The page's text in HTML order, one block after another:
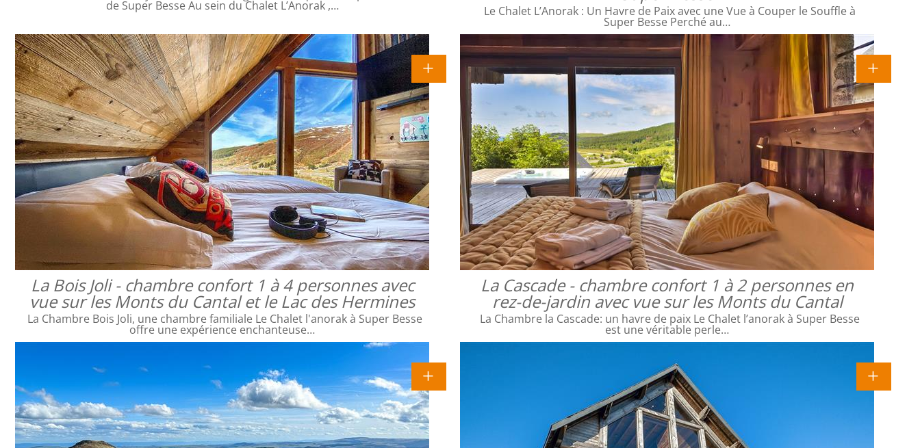
de Super Besse Au sein du Chalet L’Anorak ,… Le Chalet L’Anorak : Un Havre de Paix avec une Vue à Couper le Souffle à
Super Besse Perché au…
La Bois Joli - chambre confort 1 à 4 personnes avec
vue sur les Monts du Cantal et le Lac des Hermines
La Chambre Bois Joli, une chambre familiale Le Chalet l'anorak à Super Besse
offre une expérience enchanteuse…
La Cascade - chambre confort 1 à 2 personnes en
rez-de-jardin avec vue sur les Monts du Cantal
La Chambre la Cascade: un havre de paix Le Chalet l’anorak à Super Besse
est une véritable perle…